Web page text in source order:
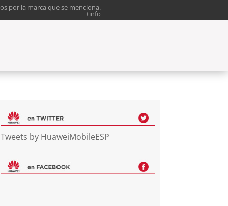
por la marca que se menciona.
+info
Tweets by HuaweiMobileESP